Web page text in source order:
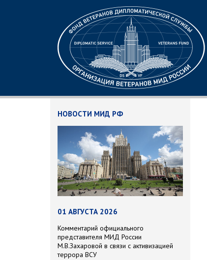
НОВОСТИ МИД РФ
01 АВГУСТА 2026
Комментарий официального
представителя МИД России
М.В.Захаровой в связи с активизацией
террора ВСУ